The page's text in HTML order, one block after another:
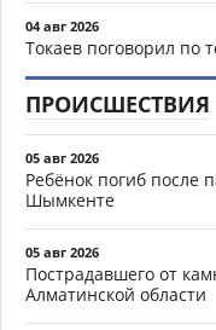
04 авг 2026
Токаев поговорил по
ПРОИСШЕСТВИЯ
05 авг 2026
Ребёнок погиб после
Шымкенте
05 авг 2026
Пострадавшего от
Алматинской области